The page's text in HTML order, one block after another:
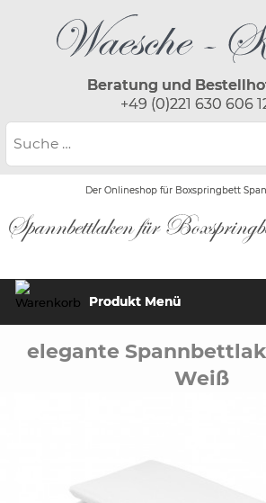
Beratung und
+49 (0)221 630 606
Der Onlineshop für Boxspringbett
Produkt Menü
elegante
Weiß